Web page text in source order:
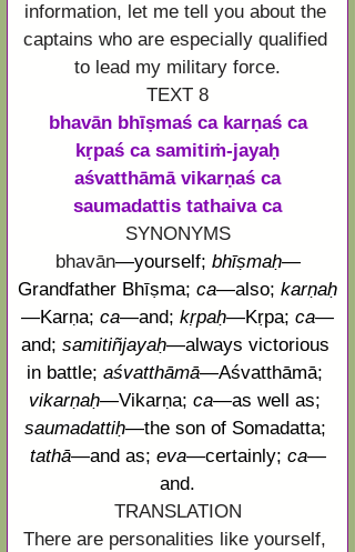
information, let me tell you about the
captains who are especially qualified
to lead my military force.
TEXT 8
bhavān bhīṣmaś ca karṇaś ca
kṛpaś ca samitiṁ-jayaḥ
aśvatthāmā vikarṇaś ca
saumadattis tathaiva ca
SYNONYMS
bhavān—yourself; bhīṣmaḥ—
Grandfather Bhīṣma; ca—also; karṇaḥ
—Karṇa; ca—and; kṛpaḥ—Kṛpa; ca—
and; samitiñjayaḥ—always victorious
in battle; aśvatthāmā—Aśvatthāmā;
vikarṇaḥ—Vikarṇa; ca—as well as;
saumadattiḥ—the son of Somadatta;
tathā—and as; eva—certainly; ca—
and.
TRANSLATION
There are personalities like yourself,